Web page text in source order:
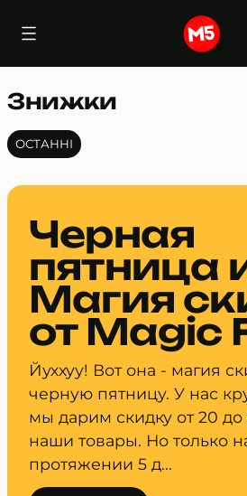
Знижки
ОСТАННІ
Черная
пятница
Магия
от Magic
Йуххуу! Вот она - магия
черную пятницу. У нас
мы дарим скидку от 20 до
наши товары. Но только
протяжении 5 д...